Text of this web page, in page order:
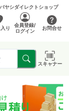
ヤシダイレクトショップ
り
会員登録/
ログイン
お問合せ
スキャナー